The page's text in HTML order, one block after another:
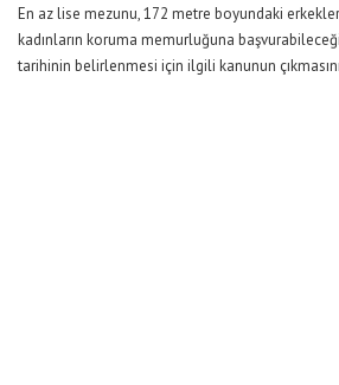
En az lise mezunu, 172 metre boyundaki
kadınların koruma memurluğuna
tarihinin belirlenmesi için ilgili kanunun